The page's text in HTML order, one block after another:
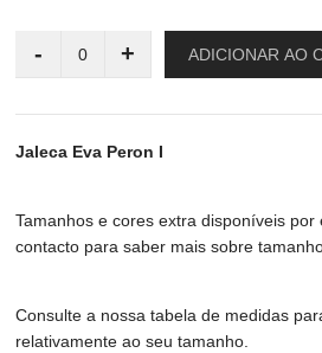
- + ADICIONAR AO
Jaleca Eva Peron I
Tamanhos e cores extra disponíveis
contacto para saber mais sobre
Consulte a nossa tabela de medidas
relativamente ao seu tamanho.